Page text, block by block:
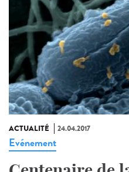
ACTUALITÉ 24.04.2017
Evénement